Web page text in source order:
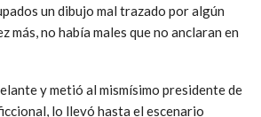
un dibujo mal trazado por algún
más, no había males que no anclaran en
y metió al mismísimo presidente de
lo llevó hasta el escenario